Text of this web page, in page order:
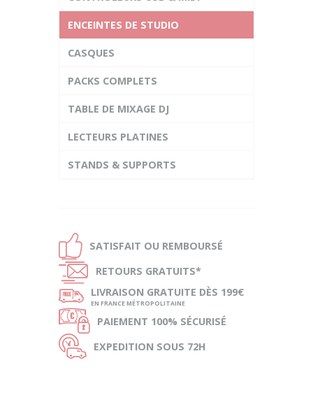
ENCEINTES DE STUDIO
CASQUES
PACKS COMPLETS
TABLE DE MIXAGE DJ
LECTEURS PLATINES
STANDS & SUPPORTS
Ð SATISFAIT OU REMBOURSÉ
Ñ RETOURS GRATUITS*
ø LIVRAISON GRATUITE DÈS 199€
EN FRANCE MÉTROPOLITAINE
Ø PAIEMENT 100% SÉCURISÉ
Ù EXPEDITION SOUS 72H